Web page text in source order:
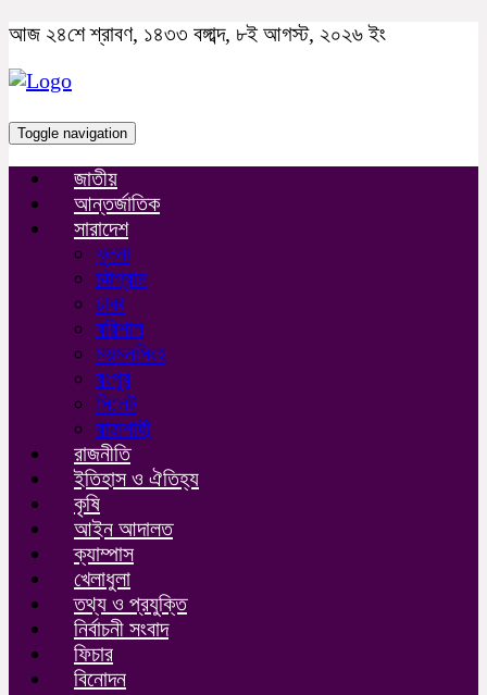
আজ ২৪শে শ্রাবণ, ১৪৩৩ বঙ্গাব্দ, ৮ই আগস্ট, ২০২৬ ইং
Toggle navigation
জাতীয়
আন্তর্জাতিক
সারাদেশ
খুলনা
চট্টগ্রাম
ঢাকা
বরিশাল
ময়মনসিংহ
রংপুর
সিলেট
রাজশাহী
রাজনীতি
ইতিহাস ও ঐতিহ্য
কৃষি
আইন আদালত
ক্যাম্পাস
খেলাধুলা
তথ্য ও প্রযুক্তি
নির্বাচনী সংবাদ
ফিচার
বিনোদন